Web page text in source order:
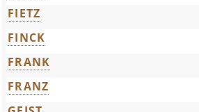
FIETZ
FINCK
FRANK
FRANZ